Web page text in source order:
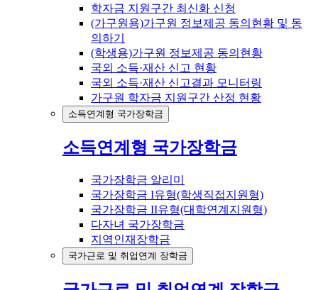
학자금 지원구간 최신화 신청
(가구원용)가구원 정보제공 동의현황 및 동
의하기
(학생용)가구원 정보제공 동의현황
국외 소득·재산 신고 현황
국외 소득·재산 신고결과 모니터링
가구원 학자금 지원구간 산정 현황
소득연계형 국가장학금
소득연계형 국가장학금
국가장학금 알리미
국가장학금 I유형(학생직접지원형)
국가장학금 II유형(대학연계지원형)
다자녀 국가장학금
지역인재장학금
국가근로 및 취업연계 장학금